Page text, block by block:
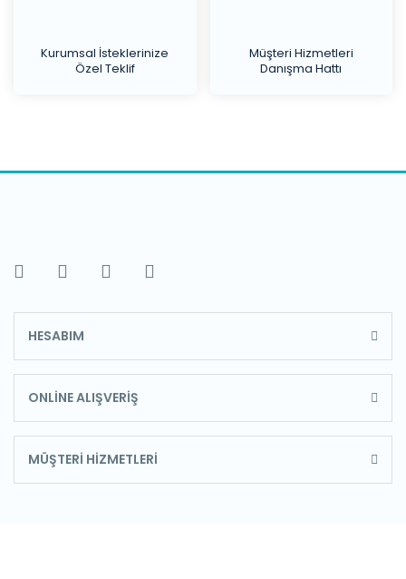
Kurumsal İsteklerinize
Özel Teklif
Müşteri Hizmetleri
Danışma Hattı
HESABIM
ONLİNE ALIŞVERİŞ
MÜŞTERİ HİZMETLERİ